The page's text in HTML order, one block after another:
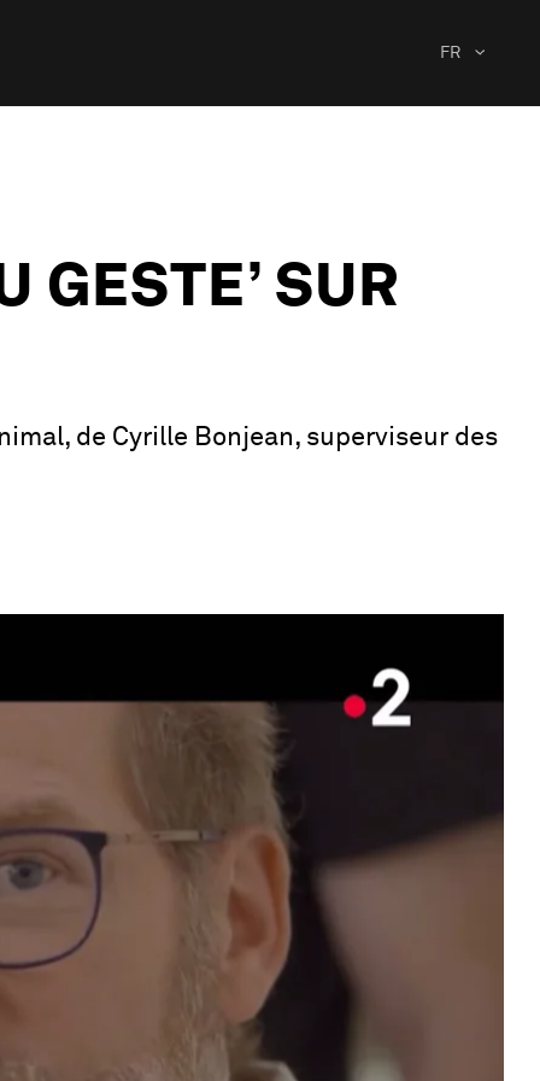
FR
GESTE’ SUR
de Cyrille Bonjean, superviseur des